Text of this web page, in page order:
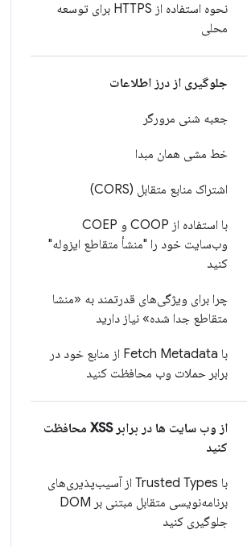
نحوه استفاده از HTTPS برای توسعه
محلی
جلوگیری از درز اطلاعات
جعبه شنی مرورگر
خط مشی همان مبدا
اشتراک منابع متقابل (CORS)
با استفاده از COOP و COEP
وب‌سایت خود را "منشأ متقاطع ایزوله"
کنید
چرا برای ویژگی‌های قدرتمند به «منشا
متقاطع جدا شده» نیاز دارید
با Fetch Metadata از منابع خود در
برابر حملات وب محافظت کنید
از وب سایت ها در برابر XSS محافظت
کنید
با Trusted Types از آسیب‌پذیری‌های
برنامه‌نویسی متقابل مبتنی بر DOM
جلوگیری کنید